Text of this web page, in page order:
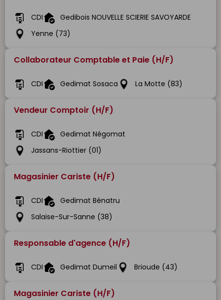
CDI
Gedibois NOUVELLE SCIERIE SAVOYARDE
Yenne (73)
Collaborateur Comptable et Paie (H/F)
CDI Gedimat Sosaca La Motte (83)
Vendeur Comptoir (H/F)
CDI
Gedimat Négomat
Jassans-Riottier (01)
Magasinier Cariste (H/F)
CDI
Gedimat Bénatru
Salaise-Sur-Sanne (38)
Responsable d'agence (H/F)
CDI Gedimat Dumeil Brioude (43)
Magasinier Cariste (H/F)